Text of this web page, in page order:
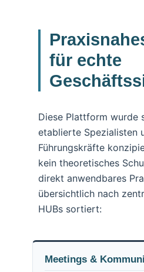
für echte
Diese Plattform wurde
etablierte Spezialisten
Führungskräfte
kein theoretisches
direkt anwendbares
übersichtlich nach
HUBs sortiert:
Meetings &